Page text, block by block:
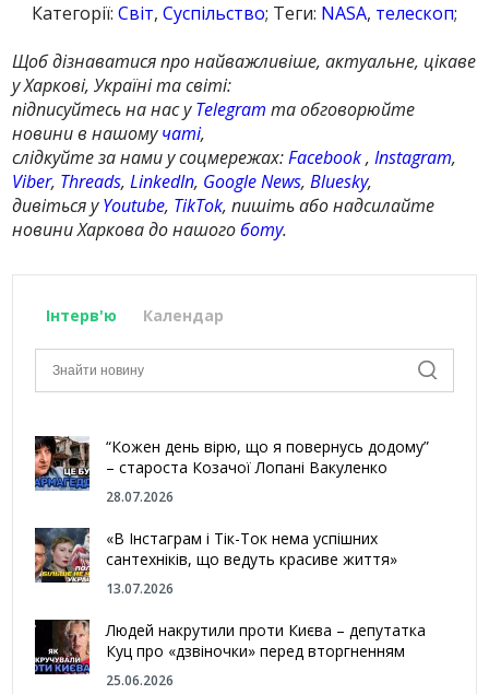
Категорії: Світ, Суспільство; Теги: NASA, телескоп;
Щоб дізнаватися про найважливіше, актуальне, цікаве
у Харкові, Україні та світі:
підписуйтесь на нас уTelegram та обговорюйте
новини в нашомучаті,
слідкуйте за нами у соцмережах:Facebook,Instagram,
Viber, Threads,LinkedIn, Google News,Bluesky,
дивіться уYoutube, TikTok, пишіть або надсилайте
новини Харкова до нашогоботу.
Інтерв'ю Календар
“Кожен день вірю, що я повернусь додому”
– староста Козачої Лопані Вакуленко
28.07.2026
«В Інстаграм і Тік-Ток нема успішних
сантехніків, що ведуть красиве життя»
13.07.2026
Людей накрутили проти Києва – депутатка
Куц про «дзвіночки» перед вторгненням
25.06.2026